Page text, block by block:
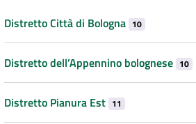
Distretto Città di Bologna 10
Distretto dell’Appennino bolognese 10
Distretto Pianura Est 11